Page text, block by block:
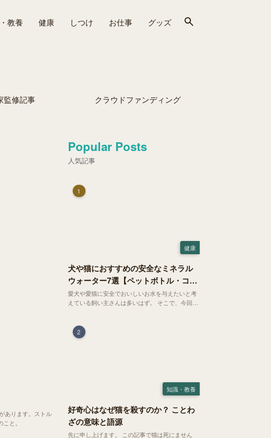
教養 健康 しつけ お仕事 グッズ
監修記事 クラウドファンディング
と。
Popular Posts
人気記事
1
健康
犬や猫におすすめの安全なミネラル
ウォーター7選【ペットボトル・コン
ビニ対応】
愛犬や愛猫に安全でおいしいお水を与えたいと考
えている飼い主さんは多いはず。 そこで、今回は
おすすめなものを厳選してご紹介します！
2
知識・教養
好奇心はなぜ猫を殺すのか？ ことわ
ざの意味と語源
先に申し上げます。 この記事で猫は死にません